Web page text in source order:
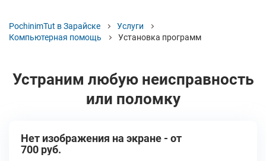
PochinimTut в Зарайске
Услуги
Компьютерная помощь
Установка программ
Устраним любую неисправность
или поломку
Нет изображения на экране - от
700 руб.